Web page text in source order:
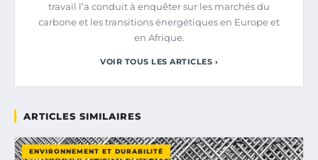
travail l’a conduit à enquêter sur les marchés du
carbone et les transitions énergétiques en Europe et
en Afrique.
VOIR TOUS LES ARTICLES ›
ARTICLES SIMILAIRES
ENVIRONNEMENT ET DURABILITÉ